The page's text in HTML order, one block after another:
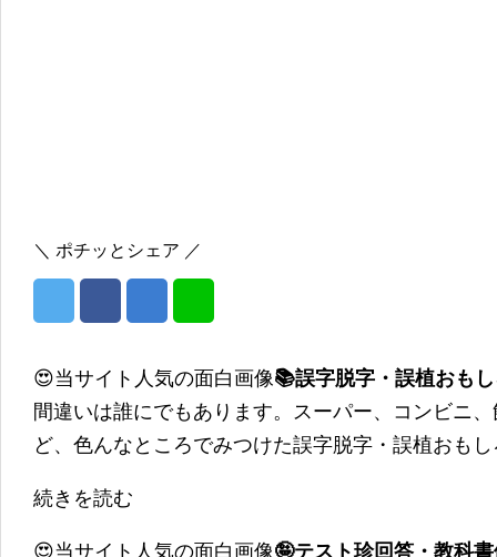
＼ ポチッとシェア ／
😍当サイト人気の面白画像📚誤字脱字・誤植おも
間違いは誰にでもあります。スーパー、コンビニ
ど、色んなところでみつけた誤字脱字・誤植おも
続きを読む
😍当サイト人気の面白画像🤪テスト珍回答・教科